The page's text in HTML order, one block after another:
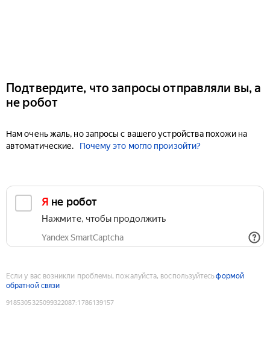
Подтвердите, что запросы отправляли вы, а
не робот
Нам очень жаль, но запросы с вашего устройства похожи на
автоматические.
Почему это могло произойти?
Я не робот
Нажмите, чтобы продолжить
Yandex SmartCaptcha
Если у вас возникли проблемы, пожалуйста, воспользуйтесьформой
обратной связи
9185305325099322087:1786139157